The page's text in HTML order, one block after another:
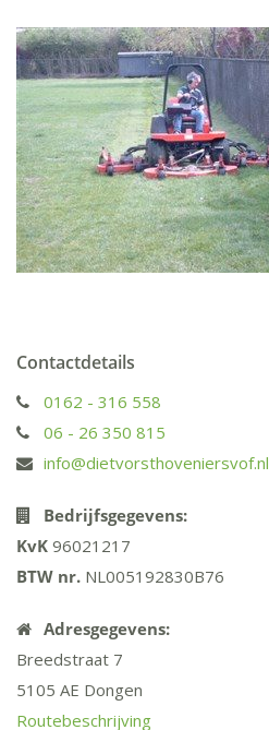
Contactdetails
0162 - 316 558
06 - 26 350 815
info@dietvorsthoveniersvof.nl
Bedrijfsgegevens:
KvK 96021217
BTW nr. NL005192830B76
Adresgegevens:
Breedstraat 7
5105 AE Dongen
Routebeschrijving